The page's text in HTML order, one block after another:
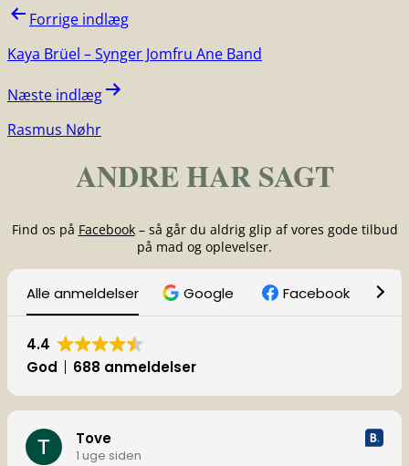
Indlægsnavigation
Forrige indlæg
Kaya Brüel – Synger Jomfru Ane Band
Næste indlæg
Rasmus Nøhr
ANDRE HAR SAGT
Find os på Facebook– så går du aldrig glip af vores gode tilbud
på mad og oplevelser.
Alle anmeldelser Google Facebook
4.4
God
688 anmeldelser
Tove
1 uge siden